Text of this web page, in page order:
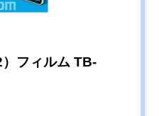
フィルム TB-